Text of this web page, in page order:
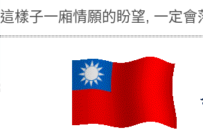
這樣子一廂情願的盼望, 一定會